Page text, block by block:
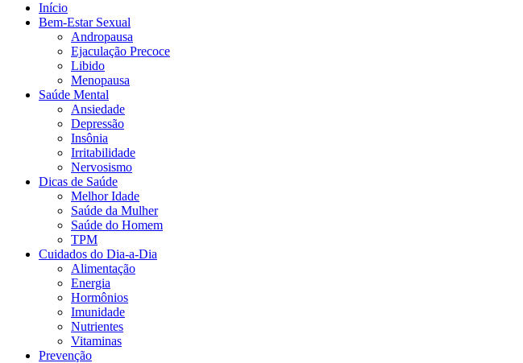
Início
Bem-Estar Sexual
Andropausa
Ejaculação Precoce
Libido
Menopausa
Saúde Mental
Ansiedade
Depressão
Insônia
Irritabilidade
Nervosismo
Dicas de Saúde
Melhor Idade
Saúde da Mulher
Saúde do Homem
TPM
Cuidados do Dia-a-Dia
Alimentação
Energia
Hormônios
Imunidade
Nutrientes
Vitaminas
Prevenção